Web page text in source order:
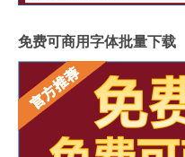
免费可商用字体批量下载